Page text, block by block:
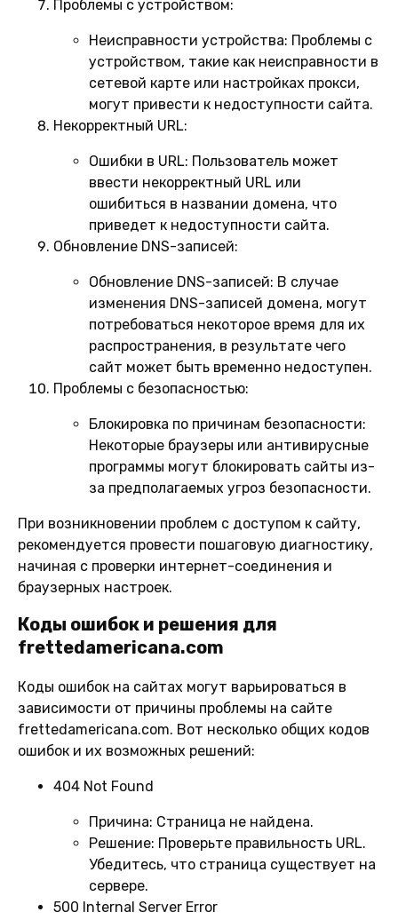
Проблемы с устройством:
Неисправности устройства: Проблемы с
устройством, такие как неисправности в
сетевой карте или настройках прокси,
могут привести к недоступности сайта.
Некорректный URL:
Ошибки в URL: Пользователь может
ввести некорректный URL или
ошибиться в названии домена, что
приведет к недоступности сайта.
Обновление DNS-записей:
Обновление DNS-записей: В случае
изменения DNS-записей домена, могут
потребоваться некоторое время для их
распространения, в результате чего
сайт может быть временно недоступен.
Проблемы с безопасностью:
Блокировка по причинам безопасности:
Некоторые браузеры или антивирусные
программы могут блокировать сайты из-
за предполагаемых угроз безопасности.
При возникновении проблем с доступом к сайту,
рекомендуется провести пошаговую диагностику,
начиная с проверки интернет-соединения и
браузерных настроек.
Коды ошибок и решения для
frettedamericana.com
Коды ошибок на сайтах могут варьироваться в
зависимости от причины проблемы на сайте
frettedamericana.com. Вот несколько общих кодов
ошибок и их возможных решений:
404 Not Found
Причина: Страница не найдена.
Решение: Проверьте правильность URL.
Убедитесь, что страница существует на
сервере.
500 Internal Server Error